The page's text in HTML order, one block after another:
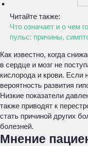
Читайте также:
Что означает и о чем
пульс: причины,
Как известно, когда
в сердце и мозг не
кислорода и крови. Если
вероятность развития
Низкие показатели
также приводят к
стать причиной других
болезней.
Мнение